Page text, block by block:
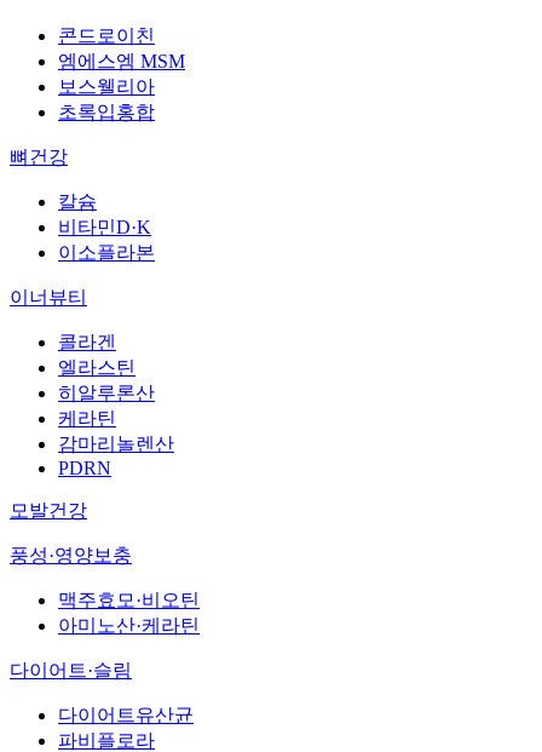
콘드로이친
엠에스엠 MSM
보스웰리아
초록입홍합
뼈건강
칼슘
비타민D·K
이소플라본
이너뷰티
콜라겐
엘라스틴
히알루론산
케라틴
감마리놀렌산
PDRN
모발건강
풍성·영양보충
맥주효모·비오틴
아미노산·케라틴
다이어트·슬림
다이어트유산균
파비플로라